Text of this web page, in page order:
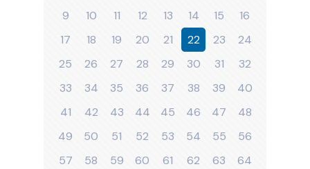
9
10 11 12 13 14 15
16
17
18 19 20 21 22 23
24
25
26 27 28 29 30 31
32
33
34 35 36 37 38 39
40
41
42 43 44 45 46 47
48
49
50 51 52 53 54 55
56
57
58 59 60 61 62 63
64